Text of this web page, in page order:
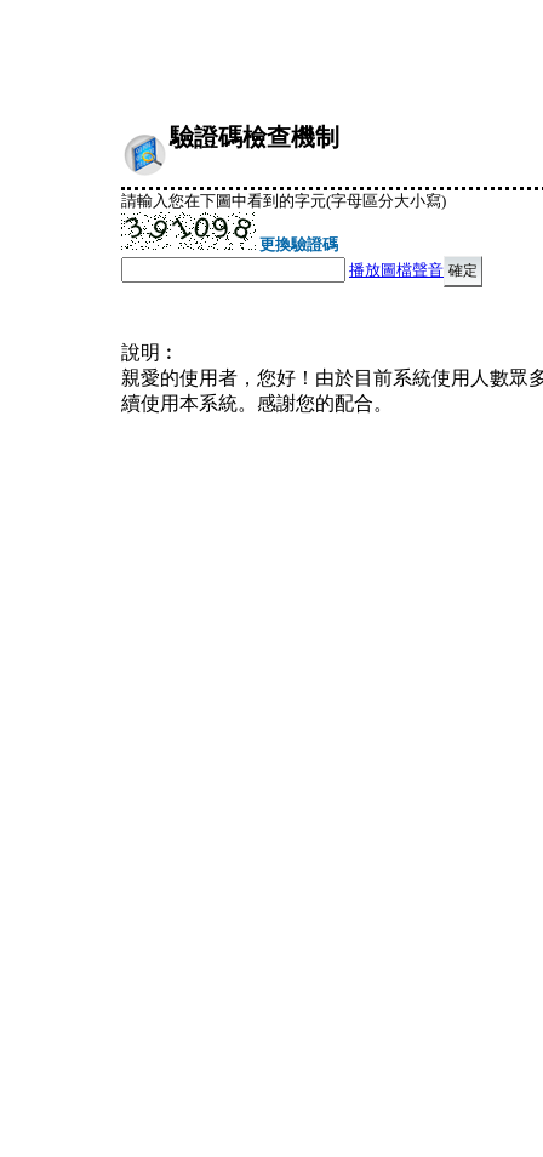
驗證碼檢查機制
請輸入您在下圖中看到的字元(字母區分大小寫)
更換驗證碼
播放圖檔聲音
說明︰
親愛的使用者，您好！由於目前系統使用人數眾
續使用本系統。感謝您的配合。